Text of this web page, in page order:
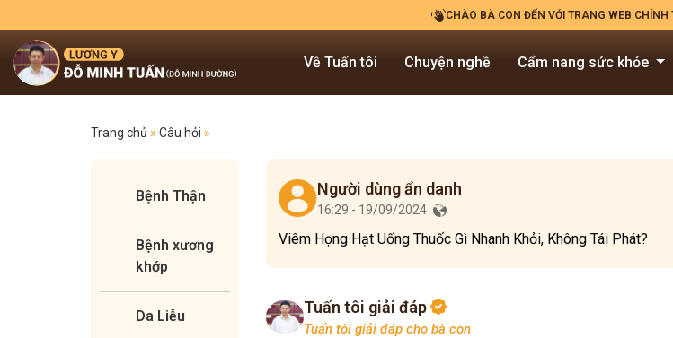
CHÀO BÀ CON ĐẾN VỚI TRANG WEB CHÍNH
Về Tuấn tôi Chuyện nghề Cẩm nang sức khỏe
Trang chủ » Câu hỏi »
Bệnh Thận
Bệnh xương
khớp
Da Liễu
Người dùng ẩn danh
16:29 - 19/09/2024
Viêm Họng Hạt Uống Thuốc Gì Nhanh Khỏi, Không Tái Phát?
Tuấn tôi giải đáp
Tuấn tôi giải đáp cho bà con